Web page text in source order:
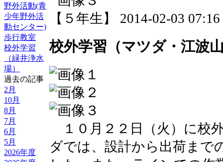
野外活動(青
少年野外活
動センター)
歩行教室
校外学習
（緑井浄水
場）
過去の記事
2月
10月
8月
7月
6月
5月
2026年度
【５年生】 2014-02-03
校外学習（マツダ・江波
１０月２２日（火）に校
ダでは、設計から出荷まで